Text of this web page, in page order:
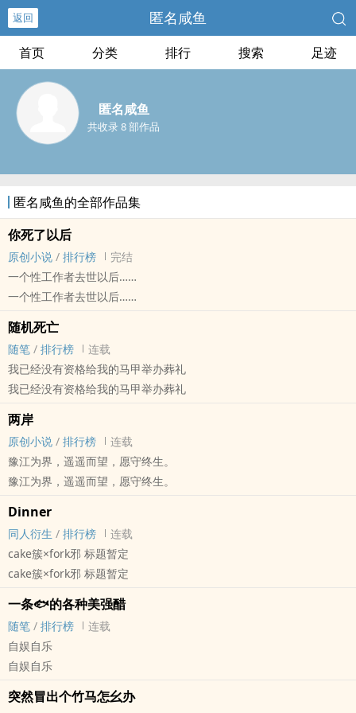
返回 匿名咸鱼
首页 分类 排行 搜索 足迹
匿名咸鱼
共收录 8 部作品
匿名咸鱼的全部作品集
你死了以后
原创小说 / 排行榜
完结
一个性工作者去世以后……
一个性工作者去世以后……
随机死亡
随笔 / 排行榜
连载
我已经没有资格给我的马甲举办葬礼
我已经没有资格给我的马甲举办葬礼
两岸
原创小说 / 排行榜
连载
豫江为界，遥遥而望，愿守终生。
豫江为界，遥遥而望，愿守终生。
Dinner
同人衍生 / 排行榜
连载
cake簇×fork邪 标题暂定
cake簇×fork邪 标题暂定
一条🐟的各种美强醋
随笔 / 排行榜
连载
自娱自乐
自娱自乐
突然冒出个竹马怎幺办